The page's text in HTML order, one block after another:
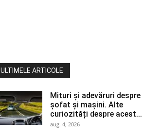
ULTIMELE ARTICOLE
Mituri și adevăruri despre
șofat și mașini. Alte
curiozități despre acest...
aug. 4, 2026